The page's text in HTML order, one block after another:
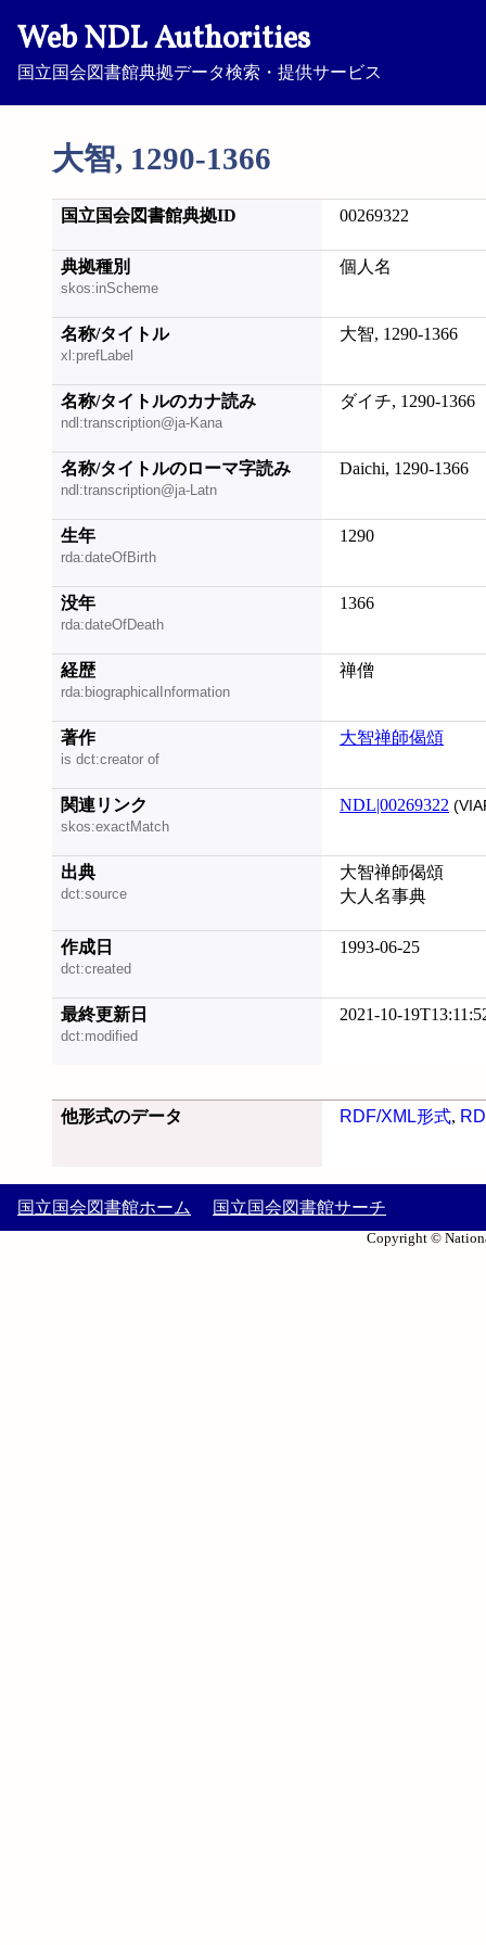
Web NDL Authorities
国立国会図書館典拠データ検索・提供サービス
大智, 1290-1366
国立国会図書館典拠ID 00269322
典拠種別
skos:inScheme
個人名
名称/タイトル
xl:prefLabel
大智, 1290-1366
名称/タイトルのカナ読み
ndl:transcription@ja-Kana
ダイチ, 1290-1366
名称/タイトルのローマ字読み
ndl:transcription@ja-Latn
Daichi, 1290-1366
生年
rda:dateOfBirth
1290
没年
rda:dateOfDeath
1366
経歴
rda:biographicalInformation
禅僧
著作
is dct:creator of
大智禅師偈頌
関連リンク
skos:exactMatch
NDL|00269322
出典
dct:source
大智禅師偈頌
大人名事典
作成日
dct:created
1993-06-25
最終更新日
dct:modified
2021-10-
他形式のデータ RDF/XML形式,
国立国会図書館ホーム 国立国会図書館サーチ
Copyright ©